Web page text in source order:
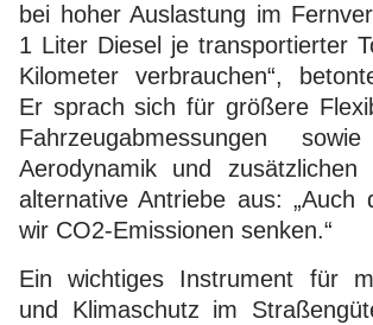
bei hoher Auslastung im
1 Liter Diesel je transportierter
Kilometer verbrauchen“,
Er sprach sich für größere
Fahrzeugabmessungen
Aerodynamik und
alternative Antriebe aus: „Auch
wir CO2-Emissionen senken.“
Ein wichtiges Instrument für
und Klimaschutz im